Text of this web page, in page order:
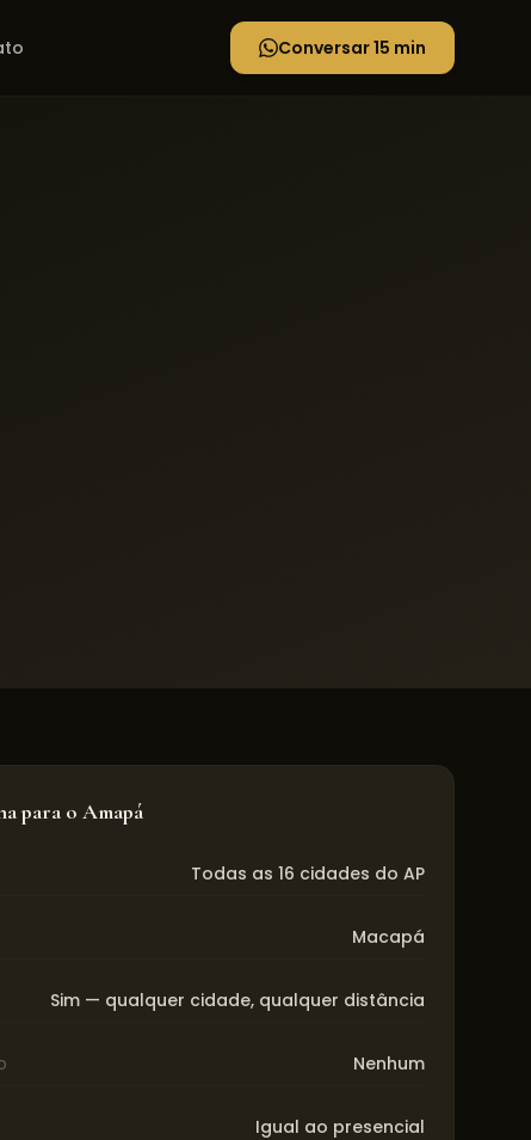
Conversar 15 min
para o Amapá
Todas as 16 cidades do AP
Macapá
Sim — qualquer cidade, qualquer distância
Nenhum
Igual ao presencial